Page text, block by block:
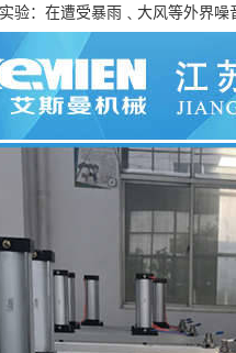
：在遭受暴雨﹑大风等外界噪